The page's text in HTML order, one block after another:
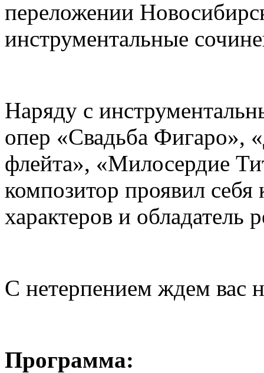
переложении
инструментальные
Наряду с
опер «Свадьба Фигаро»,
флейта», «Милосердие
композитор проявил себя
характеров и обладатель
С нетерпением ждем вас
Программа: